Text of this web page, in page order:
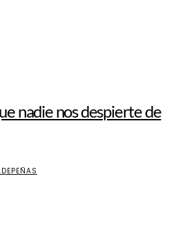
nadie nos despierte de